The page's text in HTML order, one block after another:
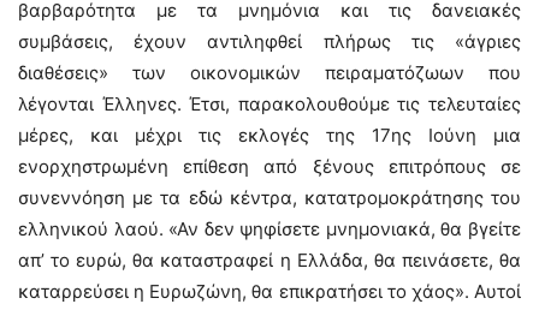
βαρβαρότητα με τα μνημόνια και τις δανειακές
συμβάσεις, έχουν αντιληφθεί πλήρως τις «άγριες
διαθέσεις» των οικονομικών πειραματόζωων που
λέγονται Έλληνες. Έτσι, παρακολουθούμε τις τελευταίες
μέρες, και μέχρι τις εκλογές της 17ης Ιούνη μια
ενορχηστρωμένη επίθεση από ξένους επιτρόπους σε
συνεννόηση με τα εδώ κέντρα, κατατρομοκράτησης του
ελληνικού λαού. «Αν δεν ψηφίσετε μνημονιακά, θα βγείτε
απ’ το ευρώ, θα καταστραφεί η Ελλάδα, θα πεινάσετε, θα
καταρρεύσει η Ευρωζώνη, θα επικρατήσει το χάος». Αυτοί